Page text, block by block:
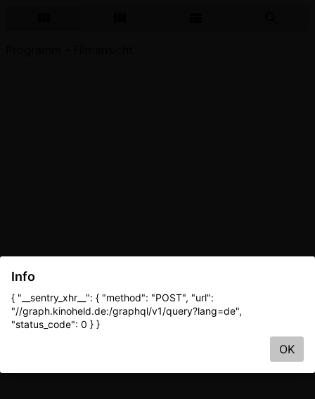
Info
{ "__sentry_xhr__": { "method": "POST", "url":
"//graph.kinoheld.de:/graphql/v1/query?lang=de",
"status_code": 0 } }
OK